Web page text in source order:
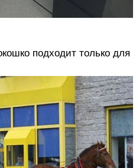
подходит только для